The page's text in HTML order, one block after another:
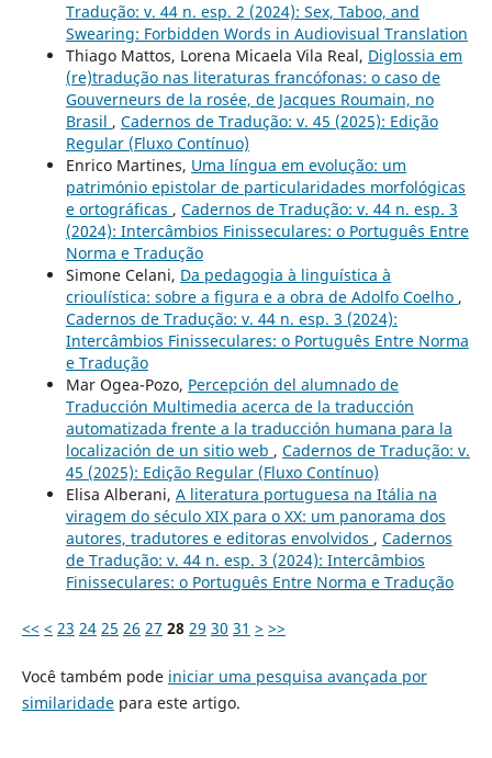
Tradução: v. 44 n. esp. 2 (2024): Sex, Taboo, and
Swearing: Forbidden Words in Audiovisual Translation
Thiago Mattos, Lorena Micaela Vila Real, Diglossia em
(re)tradução nas literaturas francófonas: o caso de
Gouverneurs de la rosée, de Jacques Roumain, no
Brasil , Cadernos de Tradução: v. 45 (2025): Edição
Regular (Fluxo Contínuo)
Enrico Martines, Uma língua em evolução: um
património epistolar de particularidades morfológicas
e ortográficas , Cadernos de Tradução: v. 44 n. esp. 3
(2024): Intercâmbios Finisseculares: o Português Entre
Norma e Tradução
Simone Celani, Da pedagogia à linguística à
crioulística: sobre a figura e a obra de Adolfo Coelho ,
Cadernos de Tradução: v. 44 n. esp. 3 (2024):
Intercâmbios Finisseculares: o Português Entre Norma
e Tradução
Mar Ogea-Pozo, Percepción del alumnado de
Traducción Multimedia acerca de la traducción
automatizada frente a la traducción humana para la
localización de un sitio web , Cadernos de Tradução: v.
45 (2025): Edição Regular (Fluxo Contínuo)
Elisa Alberani, A literatura portuguesa na Itália na
viragem do século XIX para o XX: um panorama dos
autores, tradutores e editoras envolvidos , Cadernos
de Tradução: v. 44 n. esp. 3 (2024): Intercâmbios
Finisseculares: o Português Entre Norma e Tradução
<< < 23 24 25 26 27 28 29 30 31 > >>
Você também pode iniciar uma pesquisa avançada por
similaridadepara este artigo.